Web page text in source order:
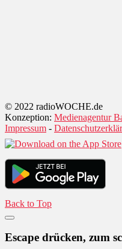
© 2022 radioWOCHE.de
Konzeption: Medienagentur
Impressum -
Back to Top
Escape drücken, zum